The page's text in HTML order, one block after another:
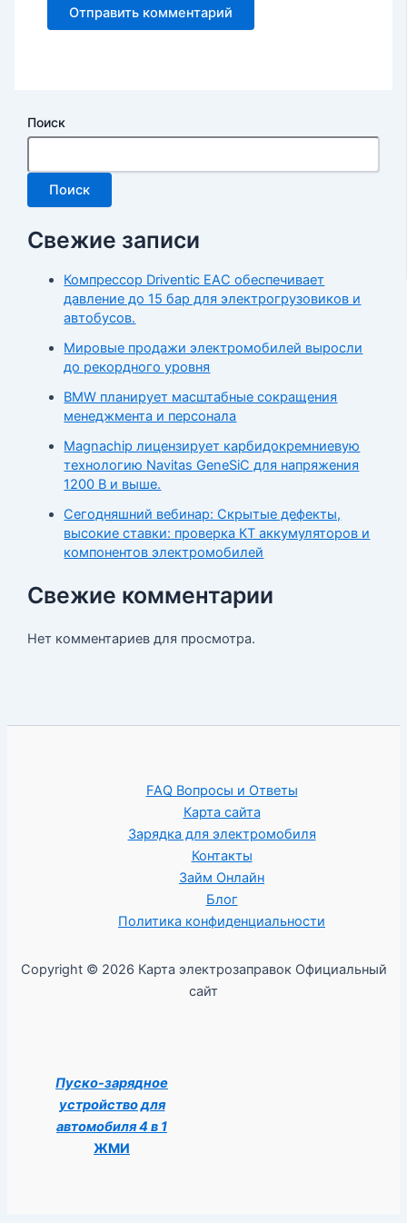
Поиск
Поиск
Свежие записи
Компрессор Driventic EAC обеспечивает
давление до 15 бар для электрогрузовиков и
автобусов.
Мировые продажи электромобилей выросли
до рекордного уровня
BMW планирует масштабные сокращения
менеджмента и персонала
Magnachip лицензирует карбидокремниевую
технологию Navitas GeneSiC для напряжения
1200 В и выше.
Сегодняшний вебинар: Скрытые дефекты,
высокие ставки: проверка КТ аккумуляторов и
компонентов электромобилей
Свежие комментарии
Нет комментариев для просмотра.
FAQ Вопросы и Ответы
Карта сайта
Зарядка для электромобиля
Контакты
Займ Онлайн
Блог
Политика конфиденциальности
Copyright © 2026 Карта электрозаправок Официальный
сайт
Пуско-зарядное
устройство для
автомобиля 4 в 1
ЖМИ